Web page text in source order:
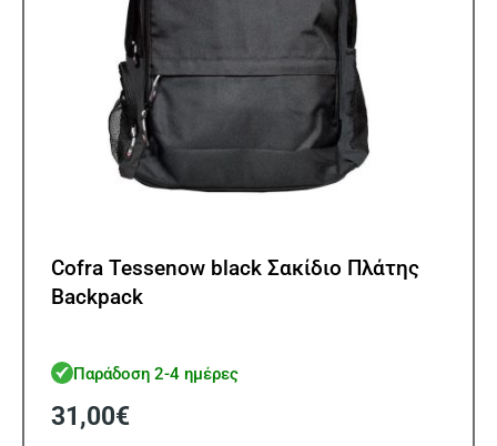
Cofra Tessenow black Σακίδιο Πλάτης
Backpack
Παράδοση 2-4 ημέρες
31,00€